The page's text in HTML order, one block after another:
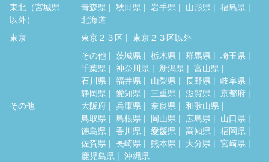
東北（宮城県
以外）
青森県 秋田県 岩手県 山形県
福島県
北海道
東京
東京２３区 東京２３区以外
その他
その他 茨城県 栃木県 群馬県
埼玉県
千葉県
神奈川県 新潟県
富山県
石川県
福井県 山梨県 長野県
岐阜県
静岡県
愛知県 三重県 滋賀県
京都府
大阪府
兵庫県 奈良県
和歌山県
鳥取県
島根県 岡山県 広島県
山口県
徳島県
香川県 愛媛県 高知県
福岡県
佐賀県
長崎県 熊本県 大分県
宮崎県
鹿児島県
沖縄県